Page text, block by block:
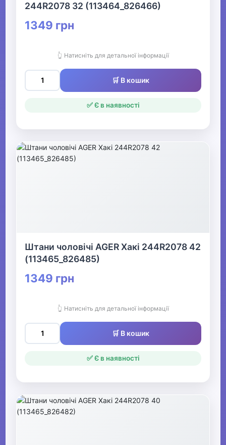
244R2078 32 (113464_826466)
1349 грн
👆 Натисніть для детальної інформації
🛒 В кошик
✅ Є в наявності
Штани чоловічі AGER Хакі 244R2078 42
(113465_826485)
1349 грн
👆 Натисніть для детальної інформації
🛒 В кошик
✅ Є в наявності